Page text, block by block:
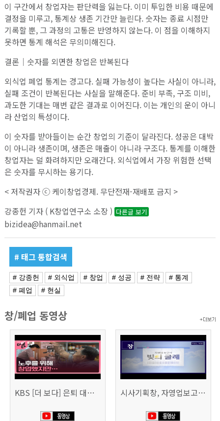
이 구간에서 창업자는 판단력을 잃는다. 이미 투입한 비용 때문에
결정을 미루고, 통계상 생존 기간만 늘린다. 숫자는 종료 시점만
기록할 뿐, 그 과정의 고통은 반영하지 않는다. 이 점을 이해하지
못하면 통계 해석은 무의미해진다.
결론｜숫자를 외면한 창업은 반복된다
외식업 폐업 통계는 경고다. 실패 가능성이 높다는 사실이 아니라,
실패 조건이 반복된다는 사실을 말해준다. 준비 부족, 구조 미비,
과도한 기대는 매번 같은 결과로 이어진다. 이는 개인의 운이 아니
라 산업의 특성이다.
이 숫자를 받아들이는 순간 창업의 기준이 달라진다. 성공은 대박
이 아니라 생존이며, 생존은 매출이 아니라 구조다. 통계를 이해한
창업자는 덜 화려하지만 오래간다. 외식업에서 가장 위험한 선택
은 숫자를 무시하는 용기다.
< 저작권자 ⓒ 케이창업경제. 무단전재-재배포 금지 >
강종헌 기자 ( K창업연구소 소장 ) 다른글 보기
bizidea@hanmail.net
# 태그 통합검색
# 강종헌 # 외식업 # 창업 # 성공 # 전략
# 통계
# 폐업
# 현실
창/폐업 동영상
KBS [더 보다] 은퇴 대신 폐업 시사기획창, 자영업보고서 빚의 굴레 507회 (KBS 25.6.10)